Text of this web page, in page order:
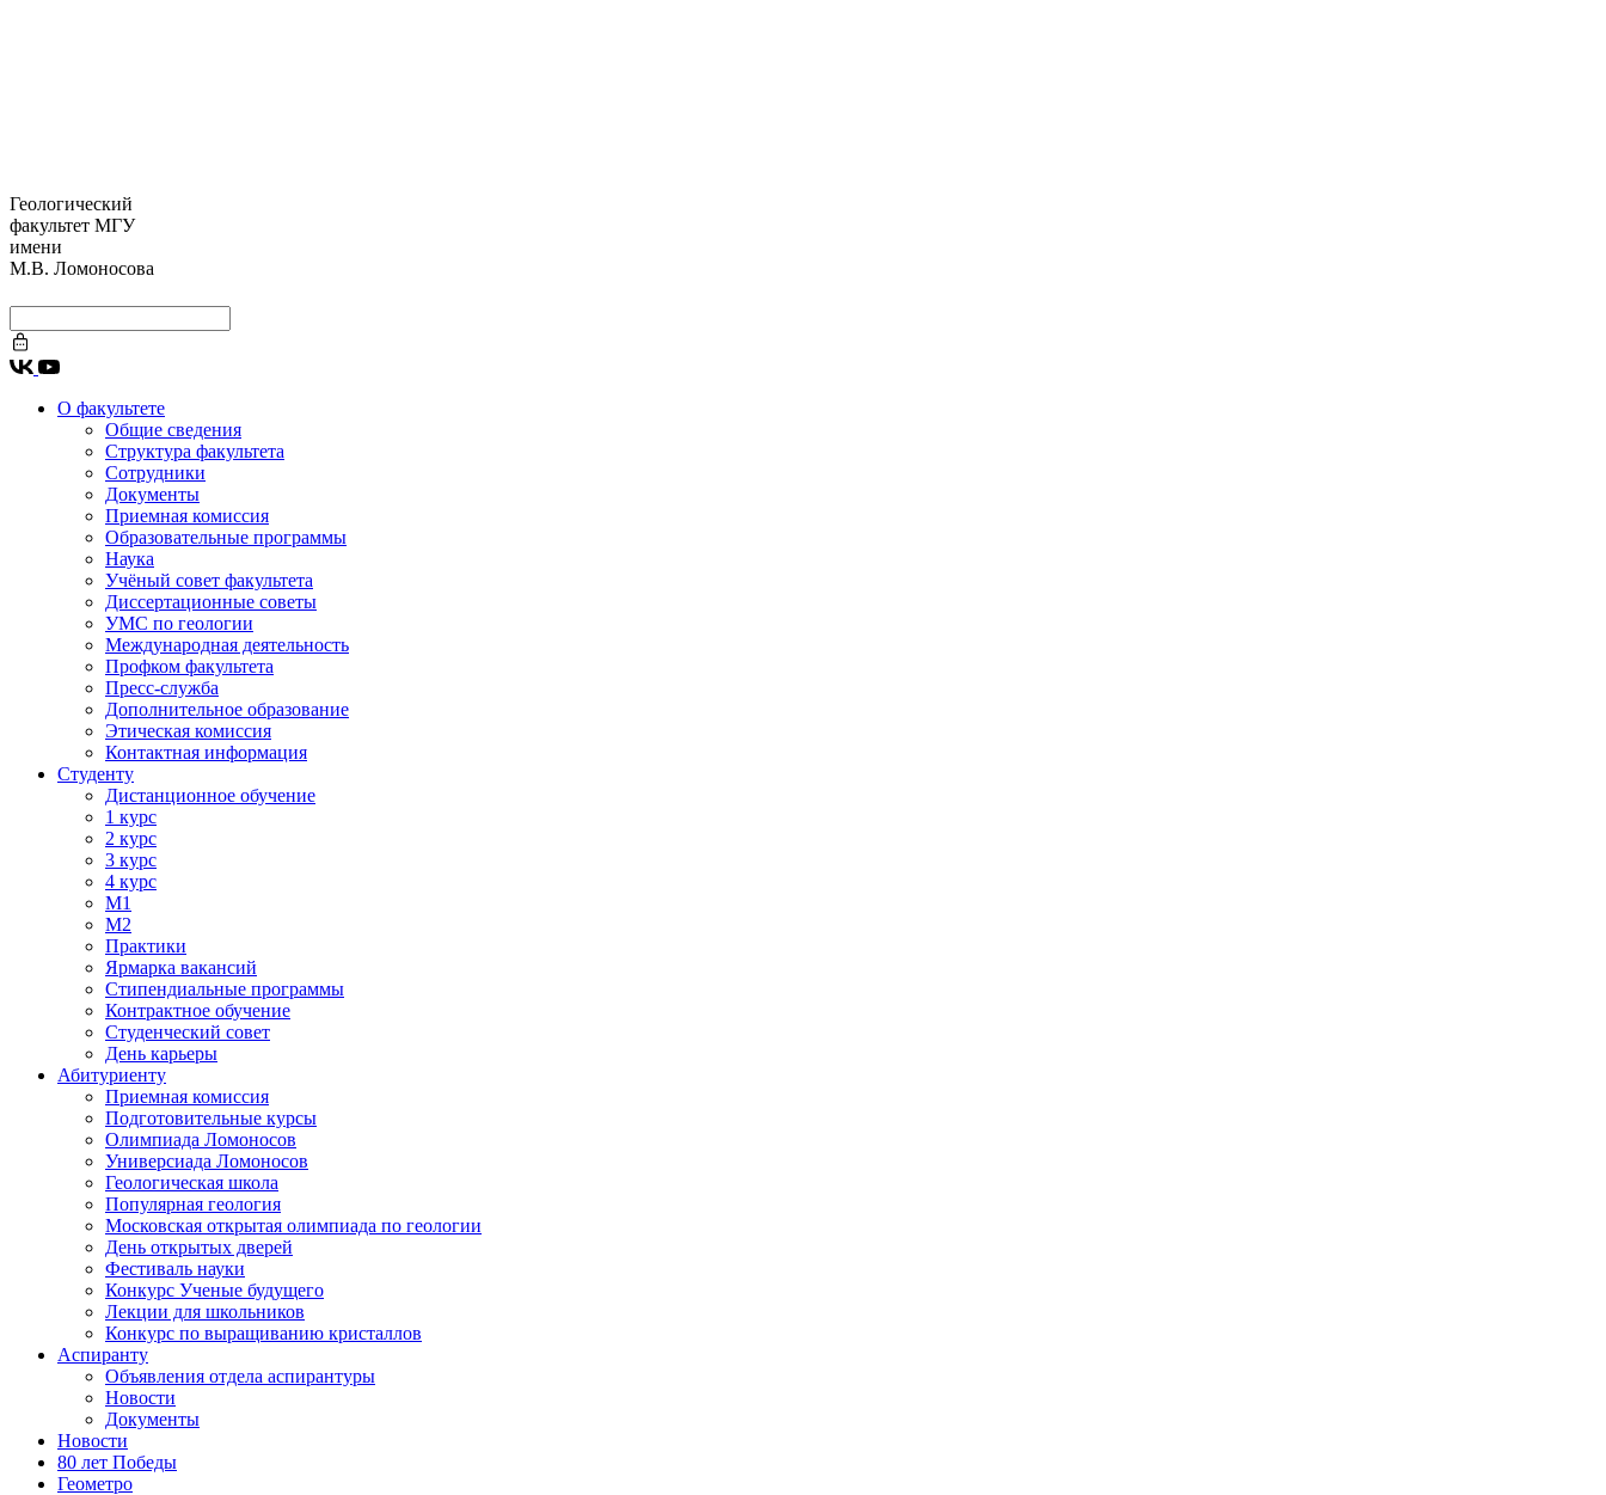
Геологический
факультет МГУ
имени
М.В. Ломоносова
О факультете
Общие сведения
Структура факультета
Сотрудники
Документы
Приемная комиссия
Образовательные программы
Наука
Учёный совет факультета
Диссертационные советы
УМС по геологии
Международная деятельность
Профком факультета
Пресс-служба
Дополнительное образование
Этическая комиссия
Контактная информация
Студенту
Дистанционное обучение
1 курс
2 курс
3 курс
4 курс
М1
М2
Практики
Ярмарка вакансий
Стипендиальные программы
Контрактное обучение
Студенческий совет
День карьеры
Абитуриенту
Приемная комиссия
Подготовительные курсы
Олимпиада Ломоносов
Универсиада Ломоносов
Геологическая школа
Популярная геология
Московская открытая олимпиада по геологии
День открытых дверей
Фестиваль науки
Конкурс Ученые будущего
Лекции для школьников
Конкурс по выращиванию кристаллов
Аспиранту
Объявления отдела аспирантуры
Новости
Документы
Новости
80 лет Победы
Геометро